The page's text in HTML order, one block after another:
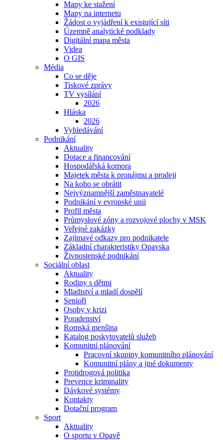
Mapy ke stažení
Mapy na internetu
Žádost o vyjádření k existující síti
Územně analytické podklady
Digitální mapa města
Videa
O GIS
Média
Co se děje
Tiskové zprávy
TV vysílání
2026
Hláska
2026
Vyhledávání
Podnikání
Aktuality
Dotace a financování
Hospodářská komora
Majetek města k pronájmu a prodeji
Na koho se obrátit
Nejvýznamnější zaměstnavatelé
Podnikání v evropské unii
Profil města
Průmyslové zóny a rozvojové plochy v MSK
Veřejné zakázky
Zajímavé odkazy pro podnikatele
Základní charakteristiky Opavska
Živnostenské podnikání
Sociální oblast
Aktuality
Rodiny s dětmi
Mladiství a mladí dospělí
Senioři
Osoby v krizi
Poradenství
Romská menšina
Katalog poskytovatelů služeb
Komunitní plánování
Pracovní skupiny komunitního plánování
Komunitní plány a jiné dokumenty
Protidrogová politika
Prevence kriminality
Dávkové systémy
Kontakty
Dotační program
Sport
Aktuality
O sportu v Opavě